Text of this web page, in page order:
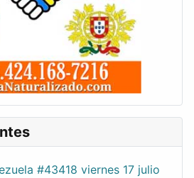
#43418 viernes 17 julio